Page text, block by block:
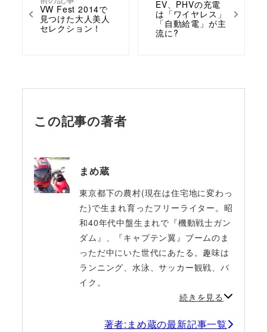
VW Fest 2014で
見つけた大人美人
セレクション！
EV、PHVの充電
は「ワイヤレス」
「自動給電」が主
流に?
この記事の著者
まめ蔵
東京都下の農村(現在は住宅地に変わっ
た)で生まれ育ったフリーライター。昭
和40年代中盤生まれで『機動戦士ガン
ダム』、『キャプテン翼』ブームのま
っただ中にいた世代にあたる。趣味は
ランニング、水泳、サッカー観戦、バ
イク。
続きを見る
著者:まめ蔵の最新記事一覧